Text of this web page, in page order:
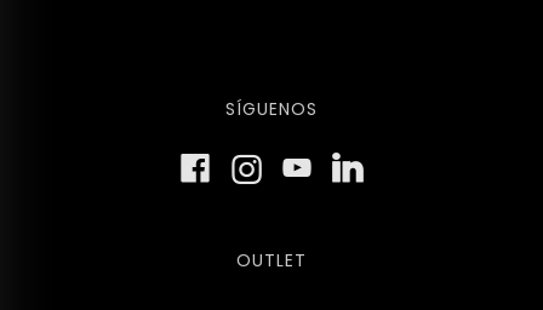
SÍGUENOS
OUTLET